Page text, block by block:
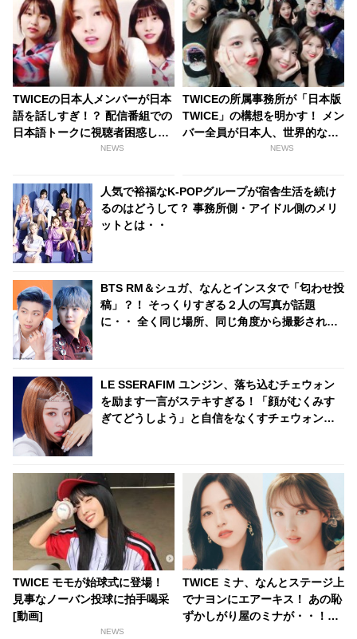
TWICEの日本人メンバーが日本
語を話しすぎ！？ 配信番組での
日本語トークに視聴者困惑し議
論に！ K-POPアイドルは韓国語
NEWS
TWICEの所属事務所が「日本版
TWICE」の構想を明かす！ メン
バー全員が日本人、世界的な活
NEWS
人気で裕福なK-POPグループが宿舎生活を続け
るのはどうして？ 事務所側・アイドル側のメリ
ットとは・・
BTS RM＆シュガ、なんとインスタで「匂わせ投
稿」？！ そっくりすぎる２人の写真が話題
に・・ 全く同じ場所、同じ角度から撮影されて
LE SSERAFIM ユンジン、落ち込むチェウォン
を励ます一言がステキすぎる！「顔がむくみす
ぎてどうしよう」と自信をなくすチェウォンに
TWICE モモが始球式に登場！
見事なノーバン投球に拍手喝采
[動画]
NEWS
TWICE ミナ、なんとステージ上
でナヨンにエアーキス！ あの恥
ずかしがり屋のミナが・・！？